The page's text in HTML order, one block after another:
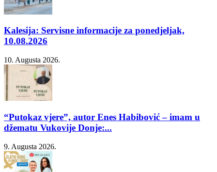
Kalesija: Servisne informacije za ponedjeljak,
10.08.2026
10. Augusta 2026.
“Putokaz vjere”, autor Enes Habibović – imam u
džematu Vukovije Donje:...
9. Augusta 2026.